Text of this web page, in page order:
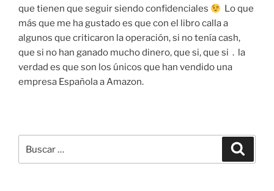
que tienen que seguir siendo confidenciales
Lo que
más que me ha gustado es que con el libro calla a
algunos que criticaron la operación, si no tenía cash,
que si no han ganado mucho dinero, que si, que si . la
verdad es que son los únicos que han vendido una
empresa Española a Amazon.
por: